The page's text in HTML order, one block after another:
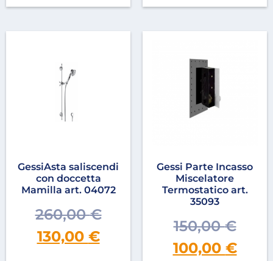
GessiAsta saliscendi
con doccetta
Mamilla art. 04072
260,00€
130,00 €
Gessi Parte Incasso
Miscelatore
Termostatico art.
35093
150,00€
100,00 €